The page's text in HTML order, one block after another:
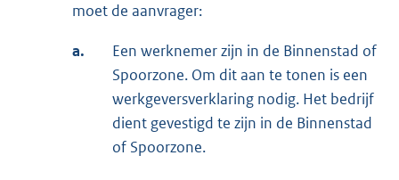
moet de aanvrager:
a.
Een werknemer zijn in de Binnenstad of
Spoorzone. Om dit aan te tonen is een
werkgeversverklaring nodig. Het bedrijf
dient gevestigd te zijn in de Binnenstad
of Spoorzone.